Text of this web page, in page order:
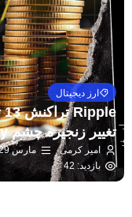
ارز دیجیتال
تغییر زنجیره چشم Garlinghouse – U.Today
امیر کرمی مارس 29, 2026
بازدید: 42